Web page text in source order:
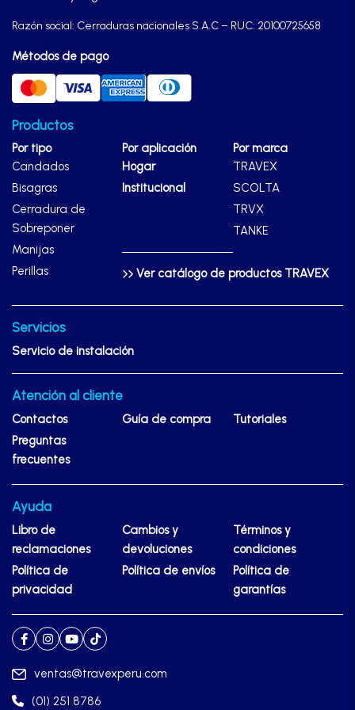
Razón social: Cerraduras nacionales S.A.C – RUC: 20100725658
Métodos de pago
Productos
Por tipo
Candados
Bisagras
Cerradura de
Sobreponer
Manijas
Perillas
Por aplicación
Hogar
Institucional
Por marca
TRAVEX
SCOLTA
TRVX
TANKE
Ver catálogo de productos TRAVEX
Servicios
Servicio de instalación
Atención al cliente
Contactos Guía de compra
Tutoriales
Preguntas
frecuentes
Ayuda
Libro de
reclamaciones
Cambios y
devoluciones
Términos y
condiciones
Política de
privacidad
Política de envíos
Política de
garantías
ventas@travexperu.com
(01) 251 8786